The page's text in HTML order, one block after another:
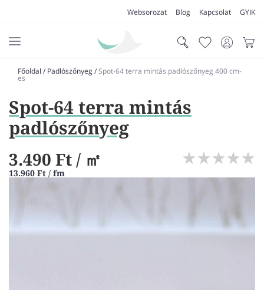
Websorozat Blog Kapcsolat GYIK
SZŐNYEG
PADLÓSZŐNYEG
MŰFŰ
VÍZÁLLÓ PADLÓ
LAMINÁLT PADLÓ
Főoldal / Padlószőnyeg/Spot-64 terra mintás padlószőnyeg 400 cm-
es
Spot-64 terra mintás
padlószőnyeg
3.490 Ft / ㎡
13.960 Ft / fm